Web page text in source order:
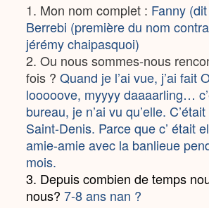
1. Mon nom complet : Fanny
Berrebi (première du nom
jérémy chaipasquoi)
2. Ou nous sommes-nous
fois ?Quand je l’ai vue, j’ai fait
looooove, myyyy daaaarling…
bureau, je n’ai vu qu’elle.
Saint-Denis. Parce que c’ était
amie-amie avec la banlieue
mois.
3. Depuis combien de temps
nous? 7-8 ans nan ?